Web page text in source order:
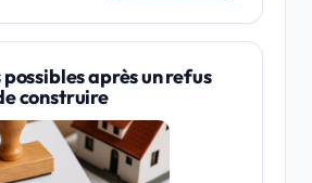
possibles après un refus
construire